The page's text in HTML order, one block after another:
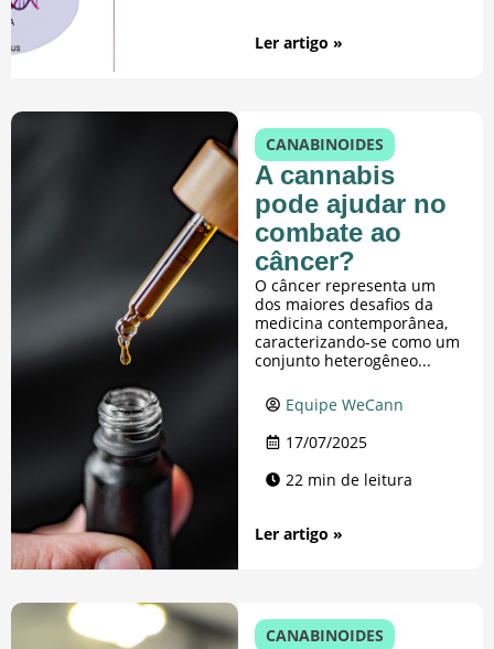
Ler artigo »
CANABINOIDES
A cannabis
pode ajudar no
combate ao
câncer?
O câncer representa um
dos maiores desafios da
medicina contemporânea,
caracterizando-se como um
conjunto heterogêneo...
Equipe WeCann
17/07/2025
22 min de leitura
Ler artigo »
CANABINOIDES